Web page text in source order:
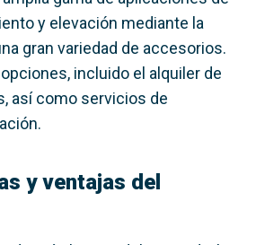
y elevación mediante la
gran variedad de accesorios.
incluido el alquiler de
así como servicios de
y ventajas del